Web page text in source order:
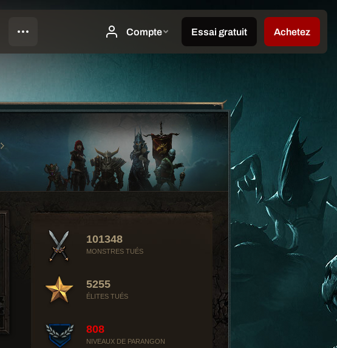
101348
MONSTRES TUÉS
5255
ÉLITES TUÉS
808
NIVEAUX DE PARANGON